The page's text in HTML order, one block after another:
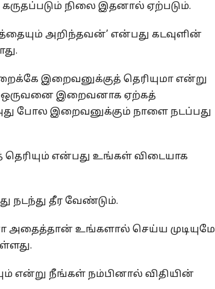
நிலை இதனால் ஏற்படும்.
அறிந்தவன்’ என்பது கடவுளின்
இறைவனுக்குத் தெரியுமா என்று
ஒருவனை இறைவனாக ஏற்கத்
போல இறைவனுக்கும் நாளை நடப்பது
என்பது உங்கள் விடையாக
நடந்து தீர வேண்டும்.
உங்களால் செய்ய முடியுமே
என்று நீங்கள் நம்பினால் விதியின்